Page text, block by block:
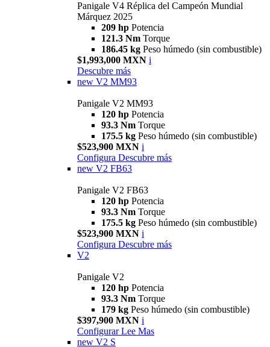
Panigale V4 Réplica del Campeón Mundial
Márquez 2025
209 hp Potencia
121.3 Nm Torque
186.45 kg Peso húmedo (sin combustible)
$1,993,000 MXN i
Descubre más
new V2 MM93
Panigale V2 MM93
120 hp Potencia
93.3 Nm Torque
175.5 kg Peso húmedo (sin combustible)
$523,900 MXN i
Configura Descubre más
new V2 FB63
Panigale V2 FB63
120 hp Potencia
93.3 Nm Torque
175.5 kg Peso húmedo (sin combustible)
$523,900 MXN i
Configura Descubre más
V2
Panigale V2
120 hp Potencia
93.3 Nm Torque
179 kg Peso húmedo (sin combustible)
$397,900 MXN i
Configurar Lee Mas
new V2 S